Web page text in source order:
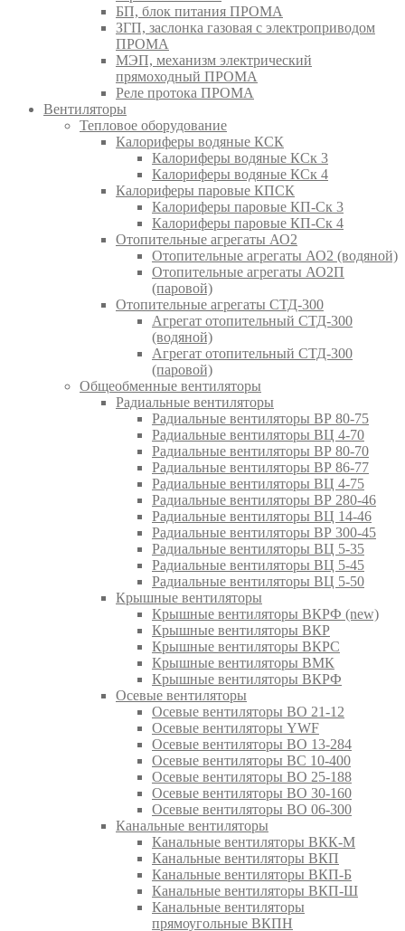
БП, блок питания ПРОМА
ЗГП, заслонка газовая с электроприводом
ПРОМА
МЭП, механизм электрический
прямоходный ПРОМА
Реле протока ПРОМА
Вентиляторы
Тепловое оборудование
Калориферы водяные КСК
Калориферы водяные КСк 3
Калориферы водяные КСк 4
Калориферы паровые КПСК
Калориферы паровые КП-Ск 3
Калориферы паровые КП-Ск 4
Отопительные агрегаты АО2
Отопительные агрегаты АО2 (водяной)
Отопительные агрегаты АО2П
(паровой)
Отопительные агрегаты СТД-300
Агрегат отопительный СТД-300
(водяной)
Агрегат отопительный СТД-300
(паровой)
Общеобменные вентиляторы
Радиальные вентиляторы
Радиальные вентиляторы ВР 80-75
Радиальные вентиляторы ВЦ 4-70
Радиальные вентиляторы ВР 80-70
Радиальные вентиляторы ВР 86-77
Радиальные вентиляторы ВЦ 4-75
Радиальные вентиляторы ВР 280-46
Радиальные вентиляторы ВЦ 14-46
Радиальные вентиляторы ВР 300-45
Радиальные вентиляторы ВЦ 5-35
Радиальные вентиляторы ВЦ 5-45
Радиальные вентиляторы ВЦ 5-50
Крышные вентиляторы
Крышные вентиляторы ВКРФ (new)
Крышные вентиляторы ВКР
Крышные вентиляторы ВКРС
Крышные вентиляторы ВМК
Крышные вентиляторы ВКРФ
Осевые вентиляторы
Осевые вентиляторы ВО 21-12
Осевые вентиляторы YWF
Осевые вентиляторы ВО 13-284
Осевые вентиляторы ВС 10-400
Осевые вентиляторы ВО 25-188
Осевые вентиляторы ВО 30-160
Осевые вентиляторы ВО 06-300
Канальные вентиляторы
Канальные вентиляторы ВКК-М
Канальные вентиляторы ВКП
Канальные вентиляторы ВКП-Б
Канальные вентиляторы ВКП-Ш
Канальные вентиляторы
прямоугольные ВКПН